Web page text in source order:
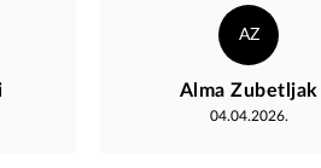
daje
AZ
Alma Zubetljak
04.04.2026.